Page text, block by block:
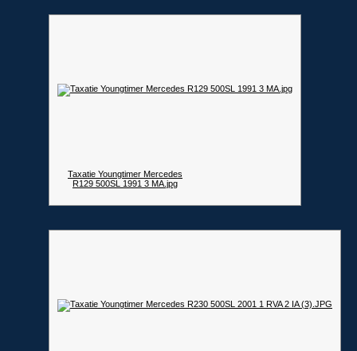
Taxatie Youngtimer Mercedes
R129 500SL 1991 3 MA.jpg